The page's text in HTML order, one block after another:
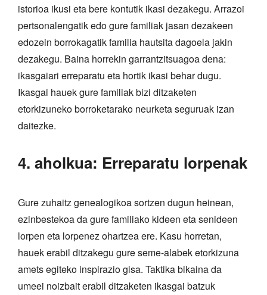
istorioa ikusi eta bere kontutik ikasi dezakegu. Arrazoi
pertsonalengatik edo gure familiak jasan dezakeen
edozein borrokagatik familia hautsita dagoela jakin
dezakegu. Baina horrekin garrantzitsuagoa dena:
ikasgaiari erreparatu eta hortik ikasi behar dugu.
Ikasgai hauek gure familiak bizi ditzaketen
etorkizuneko borroketarako neurketa seguruak izan
daitezke.
4. aholkua: Erreparatu lorpenak
Gure zuhaitz genealogikoa sortzen dugun heinean,
ezinbestekoa da gure familiako kideen eta senideen
lorpen eta lorpenez ohartzea ere. Kasu horretan,
hauek erabil ditzakegu gure seme-alabek etorkizuna
amets egiteko inspirazio gisa. Taktika bikaina da
umeei noizbait erabil ditzaketen ikasgai batzuk